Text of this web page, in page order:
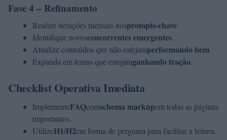
Fase 4 – Refinamento
Realize iterações mensais nosprompts-chave.
Identifique novosconcorrentes emergentes.
Atualize conteúdos que não estejamperformando bem.
Expanda em temas que estejamganhando tração.
Checklist Operativa Imediata
ImplementeFAQcomschema markupem todas as páginas
importantes.
UtilizeH1/H2em forma de pergunta para facilitar a leitura.